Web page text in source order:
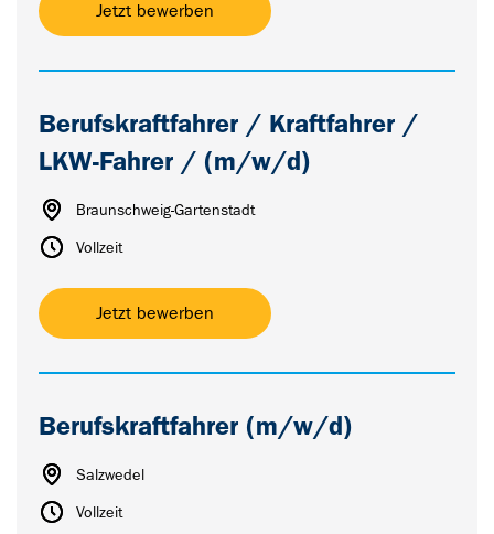
Jetzt bewerben
Berufskraftfahrer / Kraftfahrer /
LKW-Fahrer / (m/w/d)
Braunschweig-Gartenstadt
Vollzeit
Jetzt bewerben
Berufskraftfahrer (m/w/d)
Salzwedel
Vollzeit